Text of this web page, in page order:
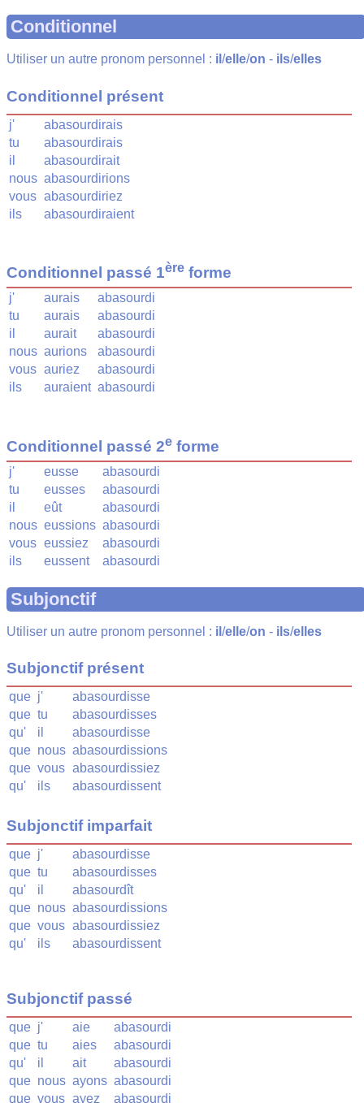
Conditionnel
Utiliser un autre pronom personnel : il /elle/on - ils/elles
Conditionnel présent
j'
abasourdirais
tu
abasourdirais
il
abasourdirait
nous abasourdirions
vous abasourdiriez
ils
abasourdiraient
Conditionnel passé 1ère forme
j' aurais
abasourdi
tu
aurais
abasourdi
il
aurait
abasourdi
nous aurions
abasourdi
vous auriez
abasourdi
ils
auraient abasourdi
Conditionnel passé 2e forme
j' eusse
abasourdi
tu
eusses
abasourdi
il
eût
abasourdi
nous eussions abasourdi
vous eussiez
abasourdi
ils
eussent abasourdi
Subjonctif
Utiliser un autre pronom personnel : il /elle/on - ils/elles
Subjonctif présent
que j'
abasourdisse
que tu
abasourdisses
qu'
il
abasourdisse
que nous abasourdissions
que vous abasourdissiez
qu'
ils abasourdissent
Subjonctif imparfait
que j'
abasourdisse
que tu
abasourdisses
qu'
il
abasourdît
que nous abasourdissions
que vous abasourdissiez
qu'
ils abasourdissent
Subjonctif passé
que j' aie
abasourdi
que tu aies
abasourdi
qu'
il ait
abasourdi
que nous ayons abasourdi
que vous ayez
abasourdi